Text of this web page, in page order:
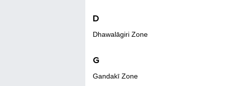
D
Dhawalāgiri Zone
G
Gandakī Zone